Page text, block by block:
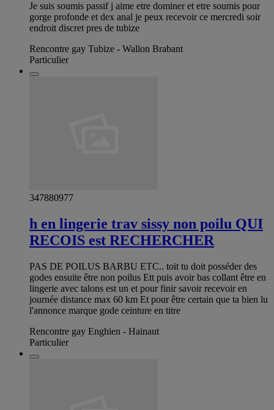
Je suis soumis passif j aime etre dominer et etre soumis pour
gorge profonde et dex anal je peux recevoir ce mercredi soir
endroit discret pres de tubize
Rencontre gay Tubize - Wallon Brabant
Particulier
347880977
h en lingerie trav sissy non poilu QUI
RECOIS est RECHERCHER
PAS DE POILUS BARBU ETC.. toit tu doit posséder des
godes ensuite être non poilus Ett puis avoir bas collant être en
lingerie avec talons est un et pour finir savoir recevoir en
journée distance max 60 km Et pour être certain que ta bien lu
l'annonce marque gode ceinture en titre
Rencontre gay Enghien - Hainaut
Particulier